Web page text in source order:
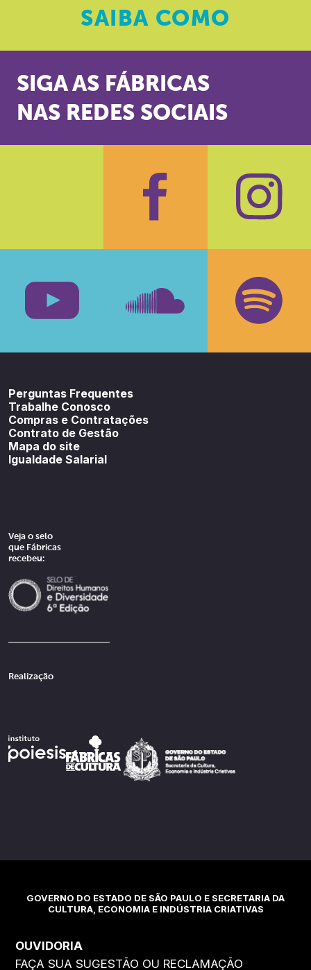
SAIBA COMO
SIGA AS FÁBRICAS
NAS REDES SOCIAIS
Facebook
Perguntas Frequentes
Trabalhe Conosco
Compras e Contratações
Contrato de Gestão
Mapa do site
Igualdade Salarial
Veja o selo
que Fábricas
recebeu:
Realização
GOVERNO DO ESTADO DE SÃO PAULO E SECRETARIA DA
CULTURA, ECONOMIA E INDÚSTRIA CRIATIVAS
OUVIDORIA
FAÇA SUA SUGESTÃO OU RECLAMAÇÃO